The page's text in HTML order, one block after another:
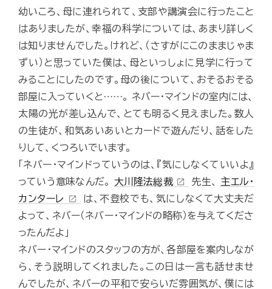
幼いころ、母に連れられて、支部や講演会に行ったこと
はありましたが、幸福の科学については、あまり詳しく
は知りませんでした。けれど、（さすがにこのままじゃま
ずい）と思っていた僕は、母といっしょに見学に行って
みることにしたのです。母の後について、おそるおそる
部屋に入っていくと……。 ネバー・マインドの室内には、
太陽の光が差し込んで、とても明るく見えました。数人
の生徒が、和気あいあいとカードで遊んだり、話をした
りして、くつろいでいます。
「ネバー・マインドっていうのは、『気にしなくていいよ』
っていう意味なんだ。 大川隆法総裁 open_in_new 先生、 主エル・
カンターレ
open_in_new
は、不登校でも、気にしなくて大丈夫だ
よって、ネバー（ネバー・マインドの略称）を与えてくださ
ったんだよ」
ネバー・マインドのスタッフの方が、各部屋を案内しなが
ら、そう説明してくれました。この日は一言も話せませ
んでしたが、ネバーの平和で安らいだ雰囲気が、僕には